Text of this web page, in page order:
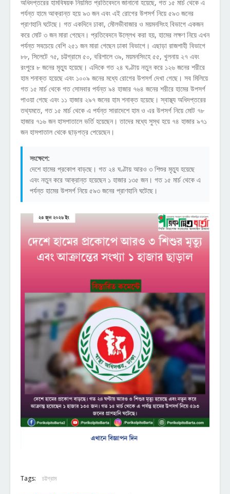
অধিদপ্তরের হামবিষয়ক নিয়মিত প্রতিবেদনে জানানো হয়েছে, গত ১৫ মার্চ থেকে এ
পর্যন্ত হামে আক্রান্ত হয়ে ৯৩ জন এবং এই রোগের উপসর্গ নিয়ে ৫৯৩ জনের
প্রাণহানি ঘটেছে। গত একদিনে ঢাকা, মৌলভীবাজার ও ময়মনসিংহ বিভাগে একজন
করে মোট ৩ জন মারা গেছেন। প্রতিবেদনে উল্লেখ করা হয়, হামের লক্ষণ নিয়ে এখন
পর্যন্ত সবচেয়ে বেশি ২৫১ জন মারা গেছেন ঢাকা বিভাগে। এছাড়া রাজশাহী বিভাগে
৮৮, সিলেটে ৭৫, চট্টগ্রামে ৫০, বরিশালে ৩৯, ময়মনসিংহে ৫৫, খুলনায় ২৭ এবং
রংপুরে ৮ জনের মৃত্যু হয়েছে। এদিকে গত ২৪ ঘণ্টায় নতুন করে ১২৬ জনের শরীরে
হাম শনাক্ত হয়েছে এবং ১০০৯ জনের মধ্যে রোগের উপসর্গ দেখা গেছে। সব মিলিয়ে
গত ১৫ মার্চ থেকে গত সোমবার পর্যন্ত ৯৪ হাজার ৭৬৪ জনের শরীরে হামের উপসর্গ
পাওয়া গেছে এবং ১১ হাজার ২৯৭ জনের হাম শনাক্ত হয়েছে। স্বাস্থ্য অধিদপ্তরের
তথ্যমতে, গত ১৫ মার্চ থেকে এ পর্যন্ত সারাদেশে হাম ও এর উপসর্গ নিয়ে মোট ৭৮
হাজার ৭১৬ জন হাসপাতালে ভর্তি হয়েছেন। তাদের মধ্যে সুস্থ হয়ে ৭৪ হাজার ৯৭১
জন হাসপাতাল থেকে ছাড়পত্র পেয়েছেন।
সংক্ষেপে:
দেশে হামের প্রকোপ বাড়ছে। গত ২৪ ঘণ্টায় আরও ৩ শিশুর মৃত্যু হয়েছে
এবং নতুন করে আক্রান্ত হয়েছেন ১ হাজার ১৩৫ জন। গত ১৫ মার্চ থেকে এ
পর্যন্ত হামের উপসর্গ নিয়ে ৫৯৩ জনের প্রাণহানি ঘটেছে।
Tags: চট্টগ্রাম